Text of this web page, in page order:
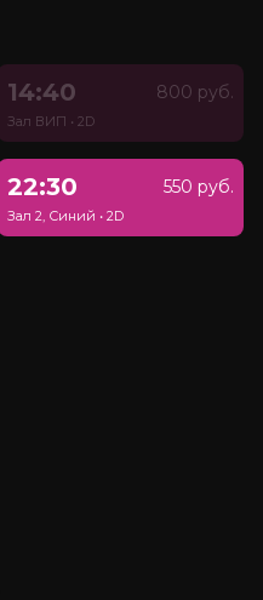
14:40 800 руб.
Зал ВИП • 2D
22:30 550 руб.
Зал 2, Синий • 2D